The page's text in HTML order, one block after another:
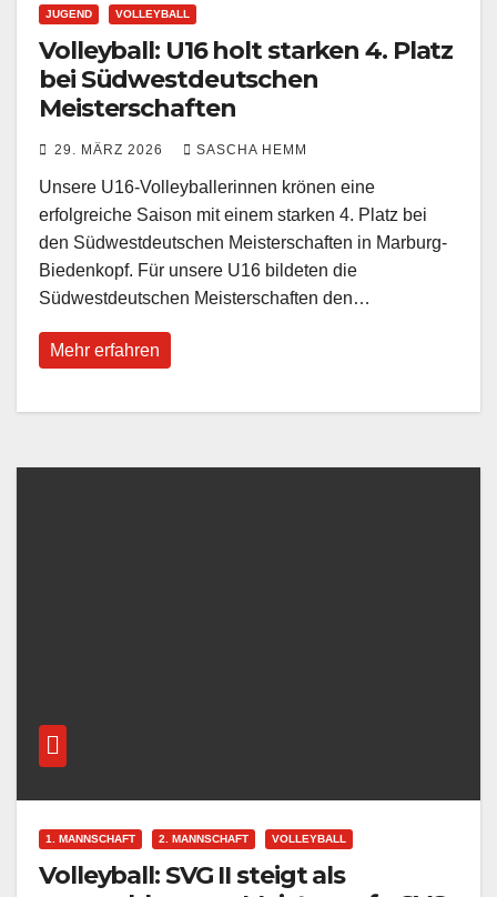
JUGEND VOLLEYBALL
Volleyball: U16 holt starken 4. Platz
bei Südwestdeutschen
Meisterschaften
29. MÄRZ 2026 SASCHA HEMM
Unsere U16-Volleyballerinnen krönen eine
erfolgreiche Saison mit einem starken 4. Platz bei
den Südwestdeutschen Meisterschaften in Marburg-
Biedenkopf. Für unsere U16 bildeten die
Südwestdeutschen Meisterschaften den…
Mehr erfahren
1. MANNSCHAFT 2. MANNSCHAFT VOLLEYBALL
Volleyball: SVG II steigt als